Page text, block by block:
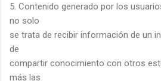
5. Contenido generado por los
no solo
se trata de recibir información de un
de
compartir conocimiento con otros
más las